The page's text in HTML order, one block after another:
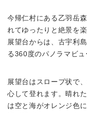
今帰仁村にある乙羽岳
れてゆったりと絶景を
展望台からは、古宇利
る360度のパノラマビュ
展望台はスロープ状で
心して登れます。晴れ
は空と海がオレンジ色